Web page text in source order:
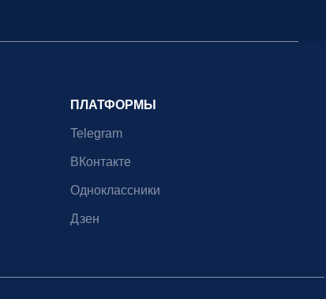
ПЛАТФОРМЫ
Telegram
ВКонтакте
Одноклассники
Дзен